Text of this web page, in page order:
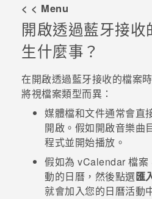
VIVERSE
優惠專區
焦點訊息
校園專案
企業採購
銷售門市
銷售通路
支援服務
VIVELAND
< < Menu
開啟透過藍牙接收
生什麼事？
在開啟透過藍牙接收的檔案
將視檔案類型而異：
媒體檔和文件通常會直
開啟。假如開啟音樂曲
程式並開始播放。
假如為 vCalendar 檔
動的日曆，然後點選匯
就會加入您的日曆活動